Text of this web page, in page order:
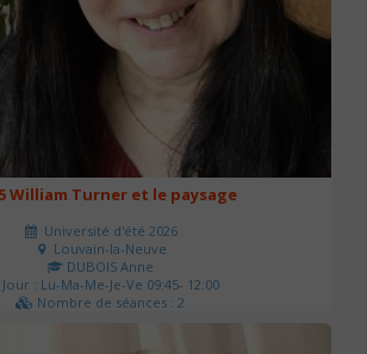
William Turner et le paysage
Université d'été 2026
Louvain-la-Neuve
DUBOIS Anne
Jour : Lu-Ma-Me-Je-Ve 09:45- 12:00
Nombre de séances : 2